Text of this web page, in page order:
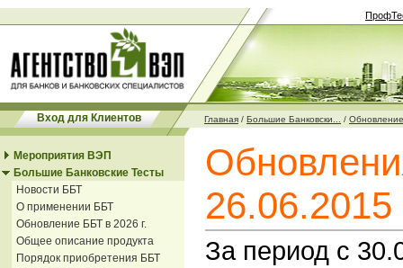
Вход для Клиентов Главная / Большие Банковски... /
Мероприятия ВЭП
Большие Банковские Тесты
Новости ББТ
О применении ББТ
Обновление ББТ в 2026 г.
Общее описание продукта
Порядок приобретения ББТ
26.06.2015
За период с